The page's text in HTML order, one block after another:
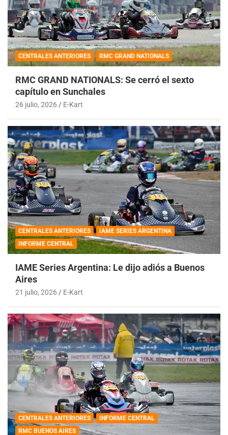
CENTRALES ANTERIORES RMC GRAND NATIONALS
RMC GRAND NATIONALS: Se cerró el sexto
capítulo en Sunchales
26 julio, 2026 E-Kart
CENTRALES ANTERIORES
IAME SERIES ARGENTINA
INFORME CENTRAL
IAME Series Argentina: Le dijo adiós a Buenos
Aires
21 julio, 2026 E-Kart
CENTRALES ANTERIORES
INFORME CENTRAL
RMC BUENOS AIRES